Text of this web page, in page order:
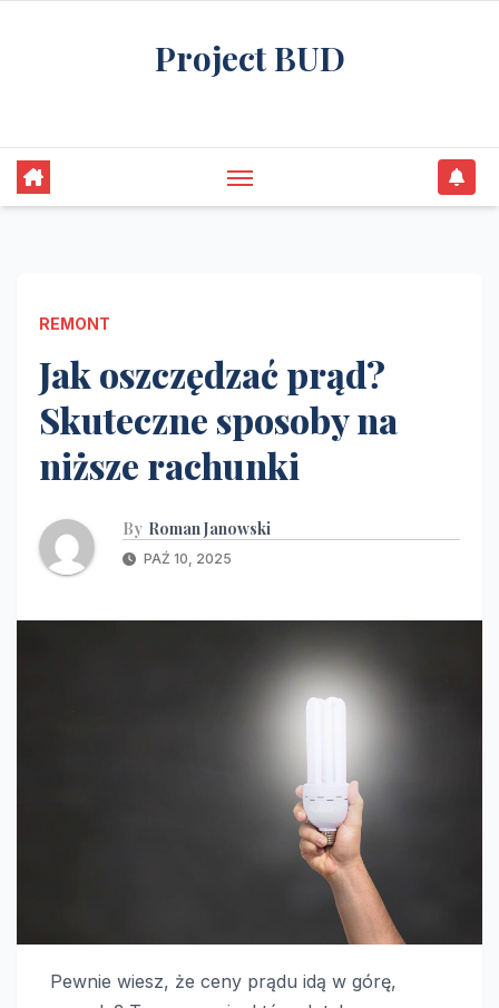
Project BUD
REMONT
Jak oszczędzać prąd?
Skuteczne sposoby na
niższe rachunki
By Roman Janowski
PAŹ 10, 2025
Pewnie wiesz, że ceny prądu idą w górę,